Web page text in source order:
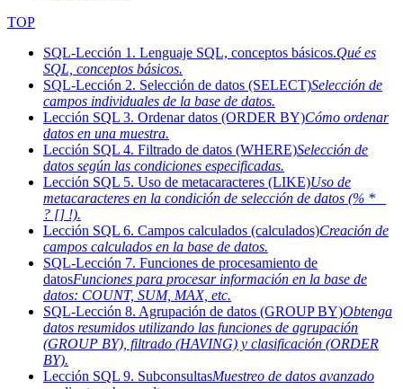
TOP
SQL-Lección 1. Lenguaje SQL, conceptos básicos.Qué es
SQL, conceptos básicos.
SQL-Lección 2. Selección de datos (SELECT)Selección de
campos individuales de la base de datos.
Lección SQL 3. Ordenar datos (ORDER BY)Cómo ordenar
datos en una muestra.
Lección SQL 4. Filtrado de datos (WHERE)Selección de
datos según las condiciones especificadas.
Lección SQL 5. Uso de metacaracteres (LIKE)Uso de
metacaracteres en la condición de selección de datos (% * _
? [] !).
Lección SQL 6. Campos calculados (calculados)Creación de
campos calculados en la base de datos.
SQL-Lección 7. Funciones de procesamiento de
datosFunciones para procesar información en la base de
datos: COUNT, SUM, MAX, etc.
SQL-Lección 8. Agrupación de datos (GROUP BY)Obtenga
datos resumidos utilizando las funciones de agrupación
(GROUP BY), filtrado (HAVING) y clasificación (ORDER
BY).
Lección SQL 9. SubconsultasMuestreo de datos avanzado